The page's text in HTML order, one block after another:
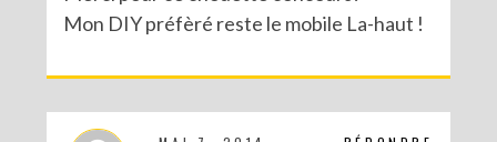
Mon DIY préfèré reste le mobile La-haut !